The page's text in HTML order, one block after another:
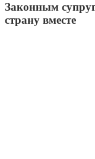
Законным
страну вместе